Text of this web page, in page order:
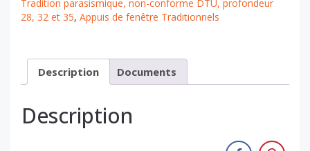
Tradition parasismique, non-conforme DTU, profondeur
28, 32 et 35, Appuis de fenêtre Traditionnels
Description Documents
Description